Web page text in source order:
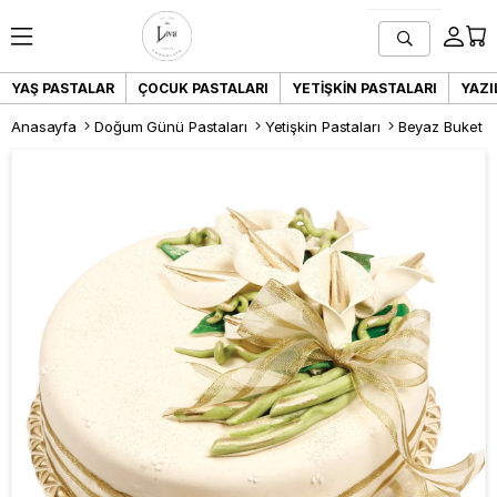
YAŞ PASTALAR ÇOCUK PASTALARI YETIŞKIN PASTALARI
Anasayfa Doğum Günü Pastaları Yetişkin Pastaları Beyaz Buket